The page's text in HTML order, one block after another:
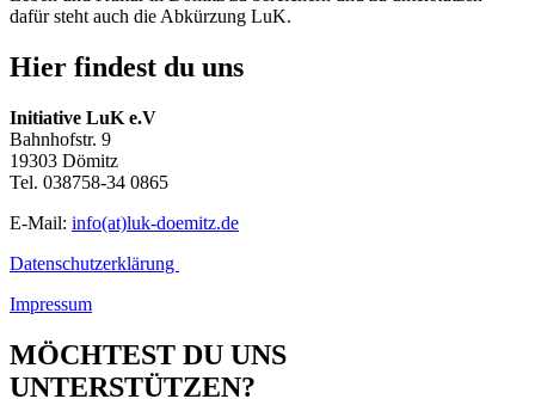
dafür steht auch die Abkürzung LuK.
Hier findest du uns
Initiative LuK e.V
Bahnhofstr. 9
19303 Dömitz
Tel. 038758-34 0865
E-Mail: info(at)luk-doemitz.de
Datenschutzerklärung
Impressum
MÖCHTEST DU UNS
UNTERSTÜTZEN?